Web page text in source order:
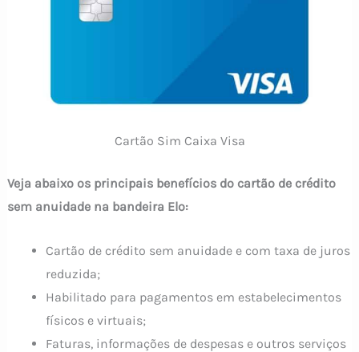
Cartão Sim Caixa Visa
Veja abaixo os principais benefícios do cartão de crédito
sem anuidade na bandeira Elo:
Cartão de crédito sem anuidade e com taxa de juros
reduzida;
Habilitado para pagamentos em estabelecimentos
físicos e virtuais;
Faturas, informações de despesas e outros serviços